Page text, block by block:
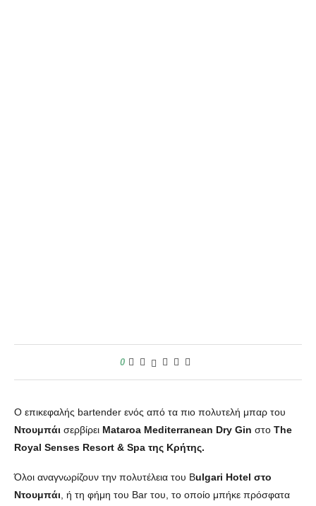
0
O επικεφαλής bartender ενός από τα πιο πολυτελή μπαρ του
Ντουμπάι σερβίρει Mataroa Mediterranean Dry Gin στο The
Royal Senses Resort & Spa της Κρήτης.
Όλοι αναγνωρίζουν την πολυτέλεια του Bulgari Hotel στο
Ντουμπάι , ή τη φήμη του Bar του, το οποίο μπήκε πρόσφατα